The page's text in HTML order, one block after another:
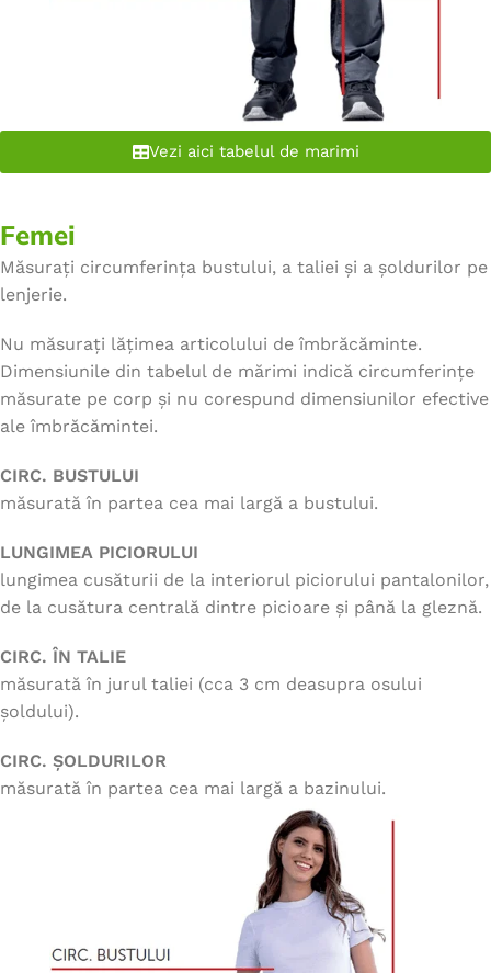
Vezi aici tabelul de marimi
Femei
Măsurați circumferința bustului, a taliei și a șoldurilor pe
lenjerie.
Nu măsurați lățimea articolului de îmbrăcăminte.
Dimensiunile din tabelul de mărimi indică circumferințe
măsurate pe corp și nu corespund dimensiunilor efective
ale îmbrăcămintei.
CIRC. BUSTULUI
măsurată în partea cea mai largă a bustului.
LUNGIMEA PICIORULUI
lungimea cusăturii de la interiorul piciorului pantalonilor,
de la cusătura centrală dintre picioare și până la gleznă.
CIRC. ÎN TALIE
măsurată în jurul taliei (cca 3 cm deasupra osului
șoldului).
CIRC. ȘOLDURILOR
măsurată în partea cea mai largă a bazinului.